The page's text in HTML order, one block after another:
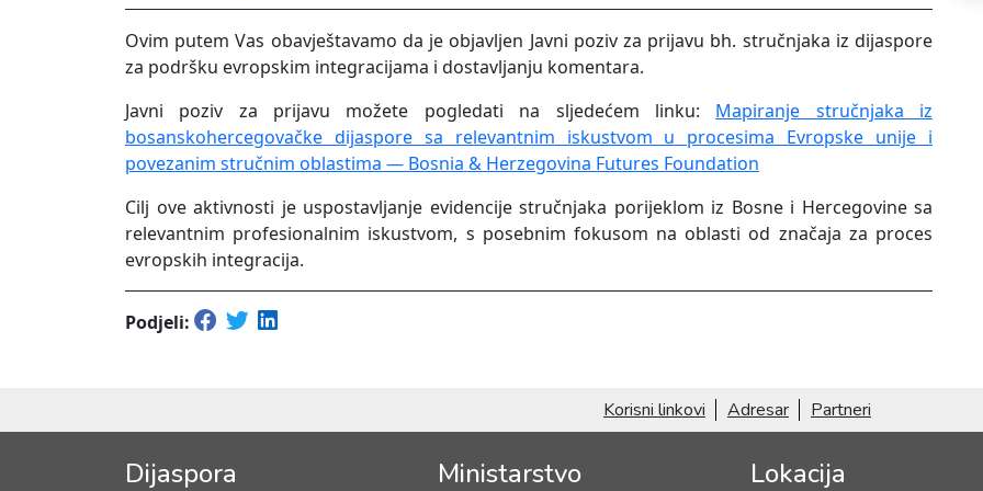
Ovim putem Vas obavještavamo da je objavljen Javni poziv za prijavu bh. stručnjaka iz dijaspore
za podršku evropskim integracijama i dostavljanju komentara.
Javni poziv za prijavu možete pogledati na sljedećem linku: Mapiranje stručnjaka iz
bosanskohercegovačke dijaspore sa relevantnim iskustvom u procesima Evropske unije i
povezanim stručnim oblastima — Bosnia & Herzegovina Futures Foundation
Cilj ove aktivnosti je uspostavljanje evidencije stručnjaka porijeklom iz Bosne i Hercegovine sa
relevantnim profesionalnim iskustvom, s posebnim fokusom na oblasti od značaja za proces
evropskih integracija.
Podjeli:
Korisni linkovi Adresar Partneri
Dijaspora Ministarstvo Lokacija